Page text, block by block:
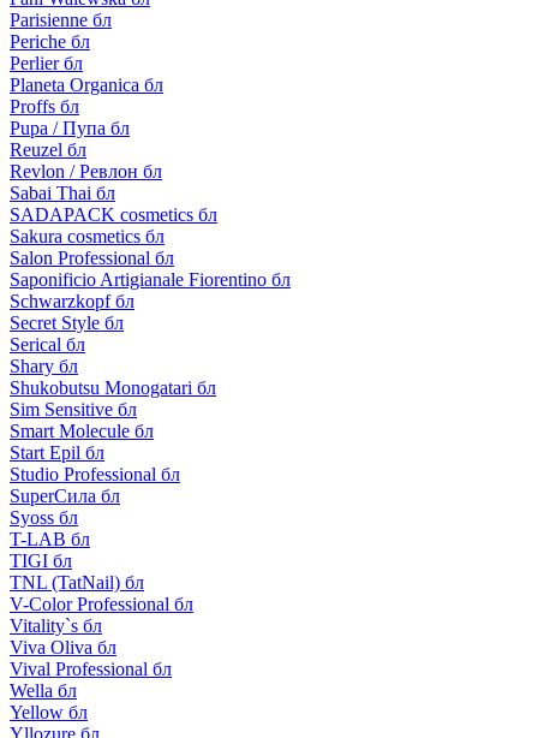
Parisienne бл
Periche бл
Perlier бл
Planeta Organica бл
Proffs бл
Pupa / Пупа бл
Reuzel бл
Revlon / Ревлон бл
Sabai Thai бл
SADAPACK cosmetics бл
Sakura cosmetics бл
Salon Professional бл
Saponificio Artigianale Fiorentino бл
Schwarzkopf бл
Secret Style бл
Serical бл
Shary бл
Shukobutsu Monogatari бл
Sim Sensitive бл
Smart Molecule бл
Start Epil бл
Studio Professional бл
SuperСила бл
Syoss бл
T-LAB бл
TIGI бл
TNL (TatNail) бл
V-Color Professional бл
Vitality`s бл
Viva Oliva бл
Vival Professional бл
Wella бл
Yellow бл